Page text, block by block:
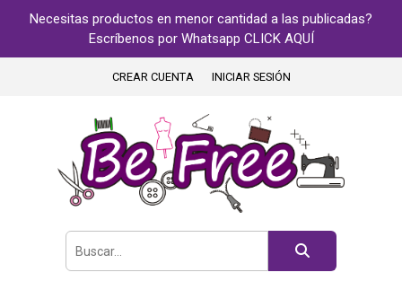
Necesitas productos en menor cantidad a las publicadas?
Escríbenos por Whatsapp CLICK AQUÍ
CREAR CUENTA INICIAR SESIÓN